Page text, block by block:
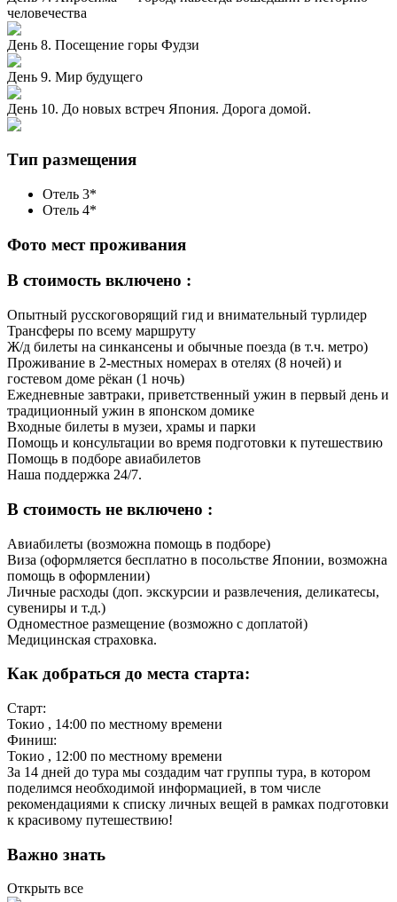
человечества
День 8. Посещение горы Фудзи
День 9. Мир будущего
День 10. До новых встреч Япония. Дорога домой.
Тип размещения
Отель 3*
Отель 4*
Фото мест проживания
В стоимость включено :
Опытный русскоговорящий гид и внимательный турлидер
Трансферы по всему маршруту
Ж/д билеты на синкансены и обычные поезда (в т.ч. метро)
Проживание в 2-местных номерах в отелях (8 ночей) и
гостевом доме рёкан (1 ночь)
Ежедневные завтраки, приветственный ужин в первый день и
традиционный ужин в японском домике
Входные билеты в музеи, храмы и парки
Помощь и консультации во время подготовки к путешествию
Помощь в подборе авиабилетов
Наша поддержка 24/7.
В стоимость не включено :
Авиабилеты (возможна помощь в подборе)
Виза (оформляется бесплатно в посольстве Японии, возможна
помощь в оформлении)
Личные расходы (доп. экскурсии и развлечения, деликатесы,
сувениры и т.д.)
Одноместное размещение (возможно с доплатой)
Медицинская страховка.
Как добраться до места старта:
Старт:
Токио , 14:00 по местному времени
Финиш:
Токио , 12:00 по местному времени
За 14 дней до тура мы создадим чат группы тура, в котором
поделимся необходимой информацией, в том числе
рекомендациями к списку личных вещей в рамках подготовки
к красивому путешествию!
Важно знать
Открыть все